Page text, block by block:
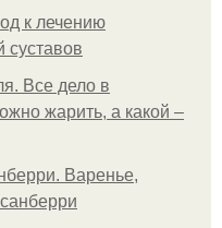
к лечению
суставов
Все дело в
жарить, а какой –
Варенье,